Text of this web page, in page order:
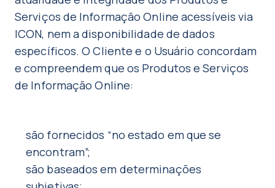
Serviços de Informação Online acessíveis via
ICON, nem a disponibilidade de dados
específicos. O Cliente e o Usuário concordam
e compreendem que os Produtos e Serviços
de Informação Online:
são fornecidos “no estado em que se
encontram”;
são baseados em determinações